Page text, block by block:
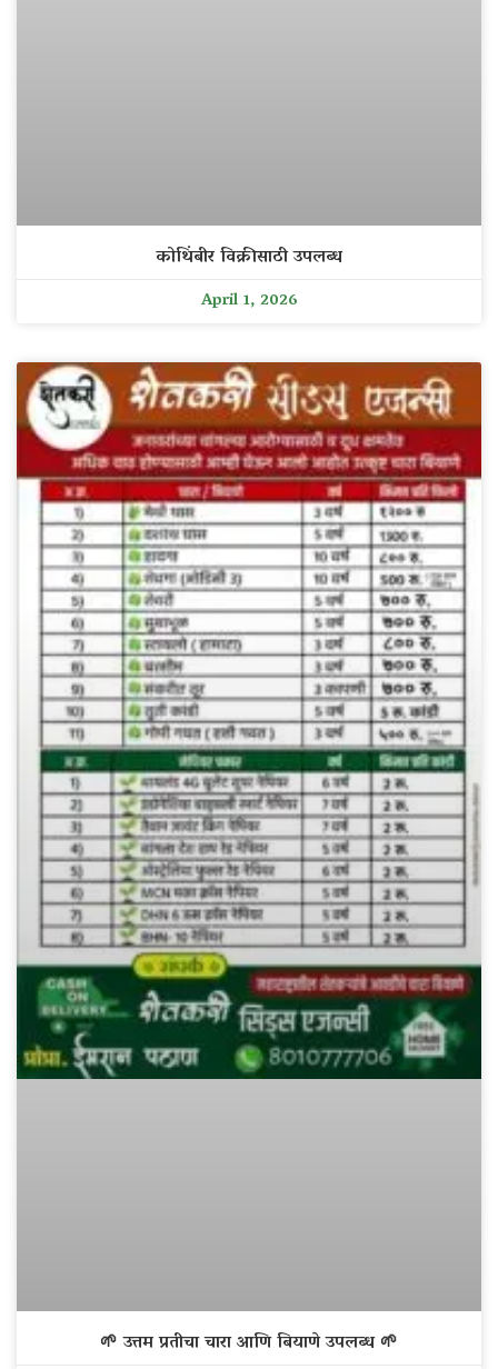
कोथिंबीर विक्रीसाठी उपलब्ध
April 1, 2026
🌱 उत्तम प्रतीचा चारा आणि बियाणे उपलब्ध 🌱